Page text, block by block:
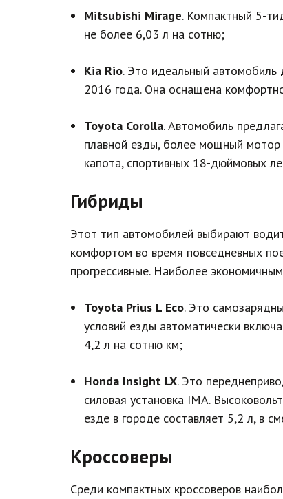
Mitsubishi Mirage. Компактный 5-
не более 6,03 л на сотню;
Kia Rio. Это идеальный
2016 года. Она оснащена
Toyota Corolla. Автомобиль
плавной езды, более мощный мотор
капота, спортивных 18-дюймовых
Гибриды
Этот тип автомобилей выбирают
комфортом во время повседневных
прогрессивные. Наиболее
Toyota Prius L Eco. Это
условий езды автоматически
4,2 л на сотню км;
Honda Insight LX. Это
силовая установка IMA.
езде в городе составляет 5,2 л, в
Кроссоверы
Среди компактных кроссоверов